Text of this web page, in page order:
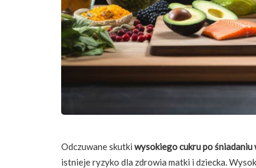
Odczuwane skutki wysokiego cukru po śniadaniu
istnieje ryzyko dla zdrowia matki i dziecka.